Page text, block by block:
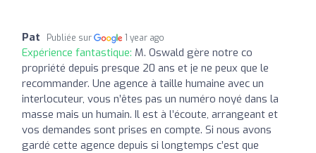
Pat Publiée sur 1 year ago
Expérience fantastique: M. Oswald gère notre co
propriété depuis presque 20 ans et je ne peux que le
recommander. Une agence à taille humaine avec un
interlocuteur, vous n’êtes pas un numéro noyé dans la
masse mais un humain. Il est à l’écoute, arrangeant et
vos demandes sont prises en compte. Si nous avons
gardé cette agence depuis si longtemps c’est que